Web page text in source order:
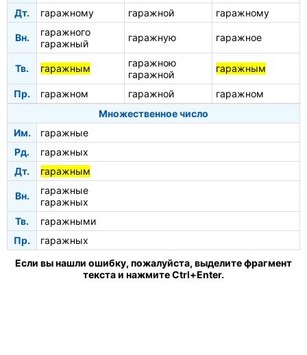
Дт.
гаражному гаражной гаражному
Вн.
гаражного
гаражный
гаражную гаражное
Тв. гаражным
гаражною
гаражной
гаражным
Пр. гаражном гаражной
гаражном
Множественное число
Им.
гаражные
Рд.
гаражных
Дт.
гаражным
Вн.
гаражные
гаражных
Тв.
гаражными
Пр.
гаражных
Если вы нашли ошибку, пожалуйста, выделите фрагмент
текста и нажмите Ctrl+Enter.